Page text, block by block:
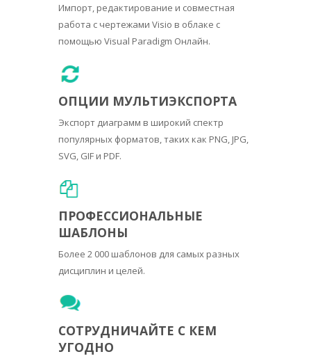
Импорт, редактирование и совместная
работа с чертежами Visio в облаке с
помощью Visual Paradigm Онлайн.
ОПЦИИ МУЛЬТИЭКСПОРТА
Экспорт диаграмм в широкий спектр
популярных форматов, таких как PNG, JPG,
SVG, GIF и PDF.
ПРОФЕССИОНАЛЬНЫЕ
ШАБЛОНЫ
Более 2 000 шаблонов для самых разных
дисциплин и целей.
СОТРУДНИЧАЙТЕ С КЕМ
УГОДНО